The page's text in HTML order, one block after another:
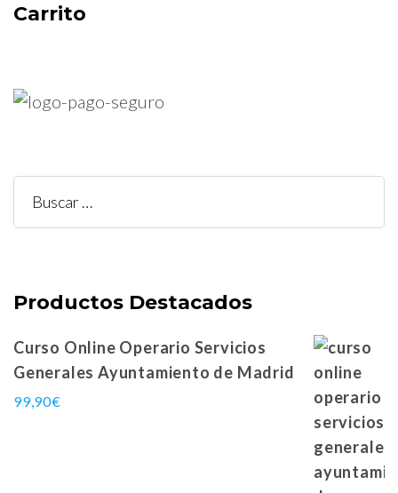
Carrito
Buscar:
Productos Destacados
Curso Online Operario Servicios
Generales Ayuntamiento de Madrid
99,90€